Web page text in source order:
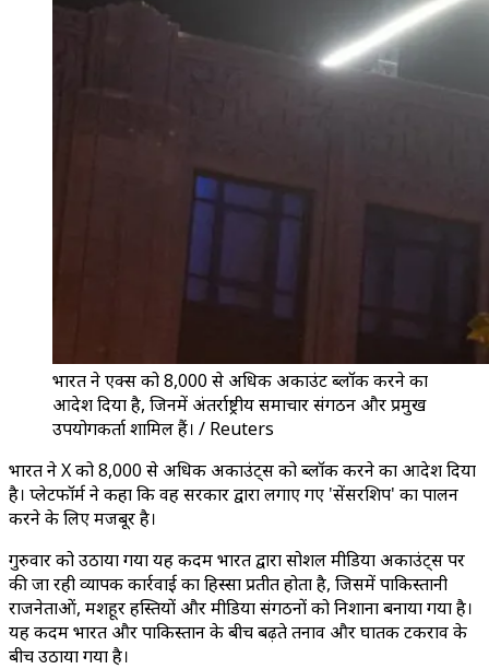
भारत ने एक्स को 8,000 से अधिक अकाउंट ब्लॉक करने का
आदेश दिया है, जिनमें अंतर्राष्ट्रीय समाचार संगठन और प्रमुख
उपयोगकर्ता शामिल हैं। / Reuters
भारत ने X को 8,000 से अधिक अकाउंट्स को ब्लॉक करने का आदेश दिया
है। प्लेटफॉर्म ने कहा कि वह सरकार द्वारा लगाए गए 'सेंसरशिप' का पालन
करने के लिए मजबूर है।
गुरुवार को उठाया गया यह कदम भारत द्वारा सोशल मीडिया अकाउंट्स पर
की जा रही व्यापक कार्रवाई का हिस्सा प्रतीत होता है, जिसमें पाकिस्तानी
राजनेताओं, मशहूर हस्तियों और मीडिया संगठनों को निशाना बनाया गया है।
यह कदम भारत और पाकिस्तान के बीच बढ़ते तनाव और घातक टकराव के
बीच उठाया गया है।